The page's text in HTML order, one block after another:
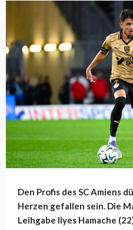
Den Profis des SC Amiens
Herzen gefallen sein. Die
Leihgabe Ilyes Hamache